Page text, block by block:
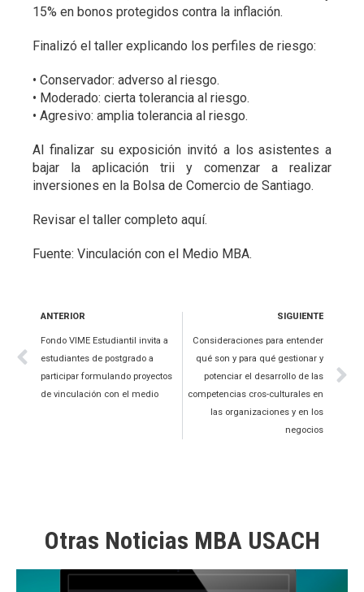
15% en bonos protegidos contra la inflación.
Finalizó el taller explicando los perfiles de riesgo:
• Conservador: adverso al riesgo.
• Moderado: cierta tolerancia al riesgo.
• Agresivo: amplia tolerancia al riesgo.
Al finalizar su exposición invitó a los asistentes a
bajar la aplicación trii y comenzar a realizar
inversiones en la Bolsa de Comercio de Santiago.
Revisar el taller completo aquí.
Fuente: Vinculación con el Medio MBA.
ANTERIOR
Fondo VIME Estudiantil invita a
estudiantes de postgrado a
participar formulando proyectos
de vinculación con el medio
SIGUIENTE
Consideraciones para entender
qué son y para qué gestionar y
potenciar el desarrollo de las
competencias cros-culturales en
las organizaciones y en los
negocios
Otras Noticias MBA USACH